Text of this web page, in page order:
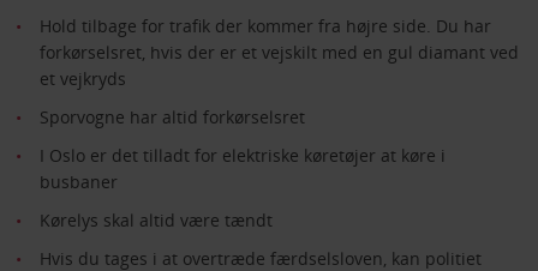
Hold tilbage for trafik der kommer fra højre side. Du har
forkørselsret, hvis der er et vejskilt med en gul diamant ved
et vejkryds
Sporvogne har altid forkørselsret
I Oslo er det tilladt for elektriske køretøjer at køre i
busbaner
Kørelys skal altid være tændt
Hvis du tages i at overtræde færdselsloven, kan politiet